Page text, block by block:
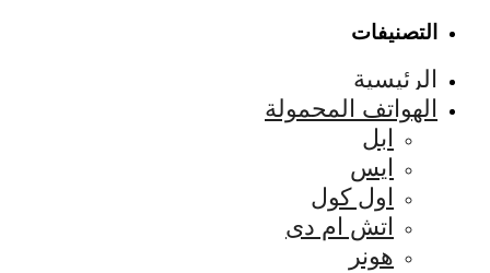
التصنيفات
الرئيسية
الهواتف المحمولة
ابل
ايس
اول كول
اتش ام دى
هونر